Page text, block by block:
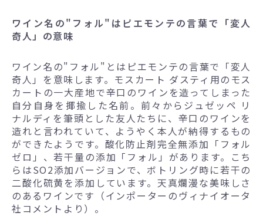
ワイン名の"フォル"はピエモンテの言葉で「変人
奇人」の意味
ワイン名の"フォル"とはピエモンテの言葉で「変人
奇人」を意味します。モスカート ダスティ用のモス
カートの一大産地で辛口のワインを造ってしまった
自分自身を揶揄した名前。前々からジュゼッペ リ
ナルディを筆頭とした友人たちに、辛口のワインを
造れと言われていて、ようやく本人が納得するもの
ができたようです。酸化防止剤完全無添加「フォル
ゼロ」、若干量の添加「フォル」があります。こち
らはSO2添加バージョンで、ボトリング時に若干の
二酸化硫黄を添加しています。天真爛漫な美味しさ
のあるワインです（インポーターのヴィナイオータ
社コメントより）。